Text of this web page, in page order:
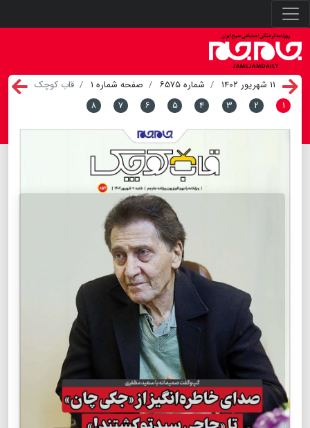
۱۱ شهریور ۱۴۰۲ شماره ۶۵۷۵ صفحه شماره ۱
قاب کوچک
۱
۲ ۳ ۴ ۵ ۶ ۷ ۸